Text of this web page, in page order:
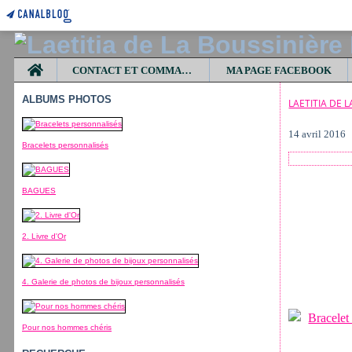
Home
CONTACT ET COMMANDES MA PAGE FACEBOOK
ALBUMS PHOTOS
Bracelets personnalisés
BAGUES
2. Livre d'Or
4. Galerie de photos de bijoux personnalisés
Pour nos hommes chéris
LAETITIA DE
14 avril 2016